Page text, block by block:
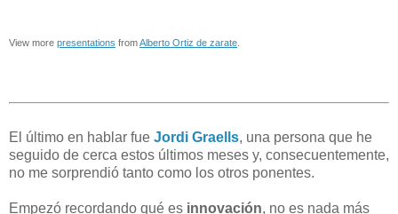
View more presentations fromAlberto Ortiz de zarate
El último en hablar fue Jordi Graells, una persona que he
seguido de cerca estos últimos meses y, consecuentemente,
no me sorprendió tanto como los otros ponentes.
Empezó recordando qué es innovación, no es nada más